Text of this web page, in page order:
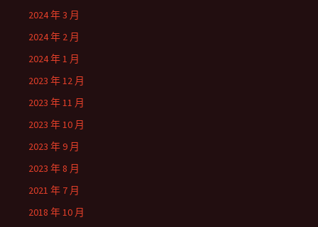
2024 年 3 月
2024 年 2 月
2024 年 1 月
2023 年 12 月
2023 年 11 月
2023 年 10 月
2023 年 9 月
2023 年 8 月
2021 年 7 月
2018 年 10 月